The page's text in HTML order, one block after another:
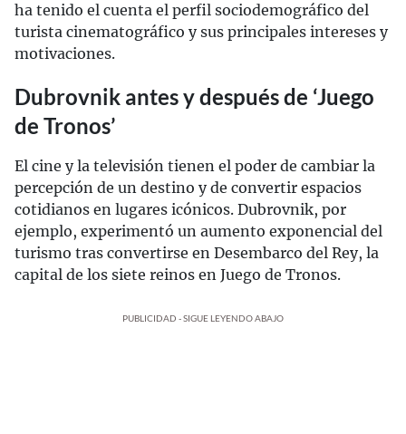
ha tenido el cuenta el perfil sociodemográfico del
turista cinematográfico y sus principales intereses y
motivaciones.
Dubrovnik antes y después de ‘Juego
de Tronos’
El cine y la televisión tienen el poder de cambiar la
percepción de un destino y de convertir espacios
cotidianos en lugares icónicos. Dubrovnik, por
ejemplo, experimentó un aumento exponencial del
turismo tras convertirse en Desembarco del Rey, la
capital de los siete reinos en Juego de Tronos.
PUBLICIDAD - SIGUE LEYENDO ABAJO